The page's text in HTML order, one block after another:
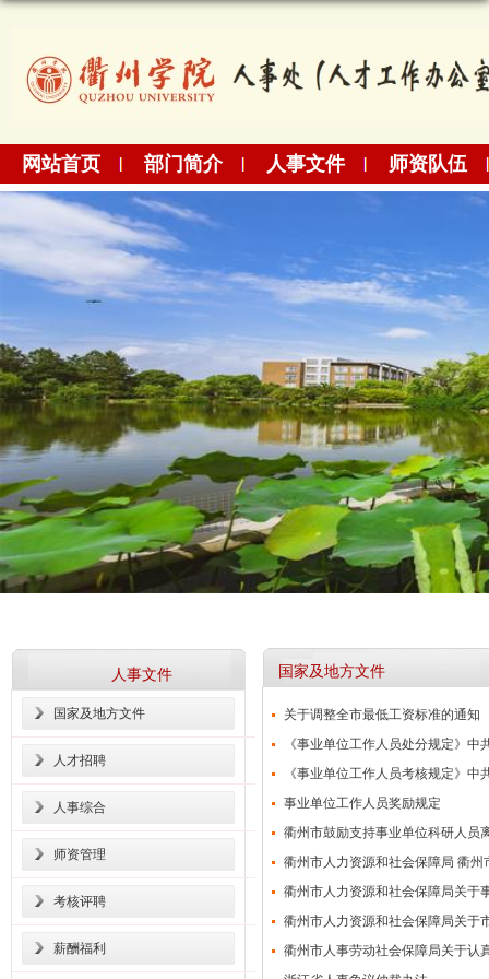
网站首页 部门简介 人事文件 师资队伍
人事文件
国家及地方文件
人才招聘
人事综合
师资管理
考核评聘
薪酬福利
国家及地方文件
关于调整全市最低工资标准的通知
《事业单位工作人员处分规定》
《事业单位工作人员考核规定》
事业单位工作人员奖励规定
衢州市鼓励支持事业单位科研人员
衢州市人力资源和社会保障局 衢
衢州市人力资源和社会保障局关于
衢州市人力资源和社会保障局关于
衢州市人事劳动社会保障局关于认